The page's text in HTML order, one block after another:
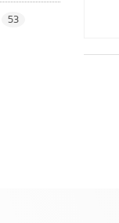
53